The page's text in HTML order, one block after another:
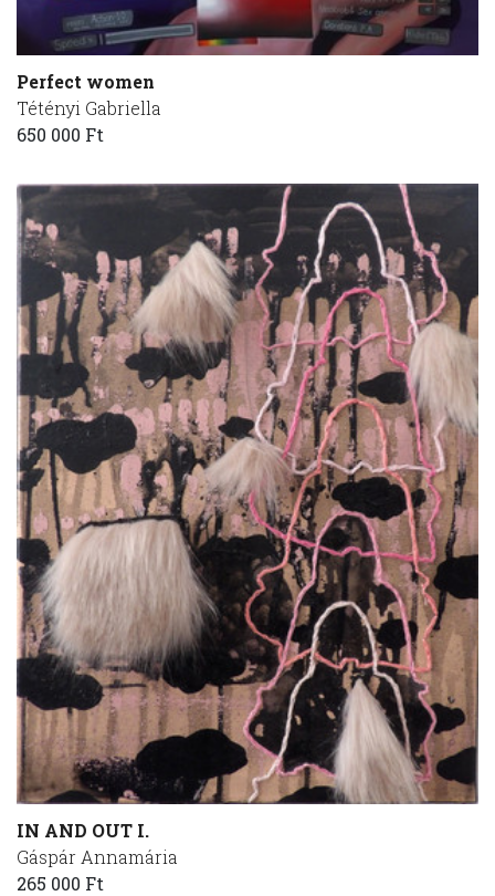
Perfect women
Tétényi Gabriella
650 000 Ft
IN AND OUT I.
Gáspár Annamária
265 000 Ft